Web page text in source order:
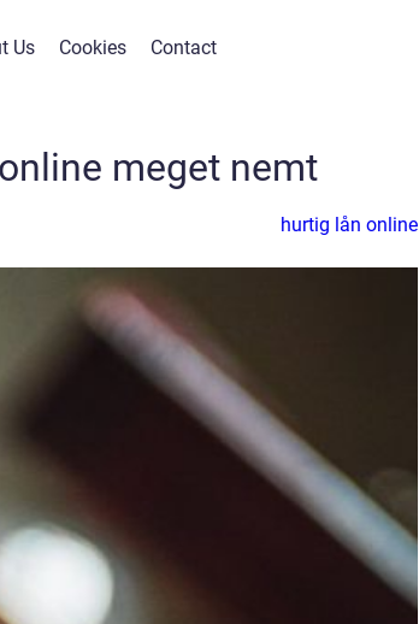
Us Cookies Contact
meget nemt
hurtig lån online